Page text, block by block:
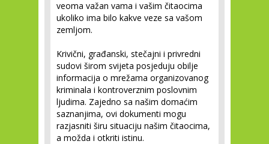
veoma važan vama i vašim čitaocima
ukoliko ima bilo kakve veze sa vašom
zemljom.
Krivični, građanski, stečajni i privredni
sudovi širom svijeta posjeduju obilje
informacija o mrežama organizovanog
kriminala i kontroverznim poslovnim
ljudima. Zajedno sa našim domaćim
saznanjima, ovi dokumenti mogu
razjasniti širu situaciju našim čitaocima,
a možda i otkriti istinu.